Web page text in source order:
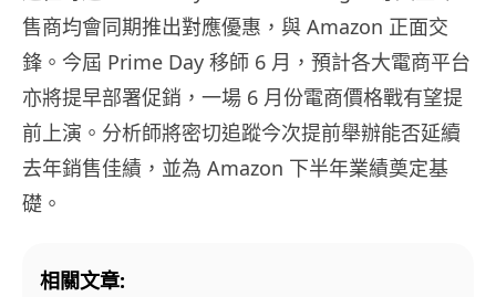
售商均會同期推出對應優惠，與 Amazon 正面交
鋒。今屆 Prime Day 移師 6 月，預計各大電商平台
亦將提早部署促銷，一場 6 月份電商價格戰有望提
前上演。分析師將密切追蹤今次提前舉辦能否延續
去年銷售佳績，並為 Amazon 下半年業績奠定基
礎。
相關文章: